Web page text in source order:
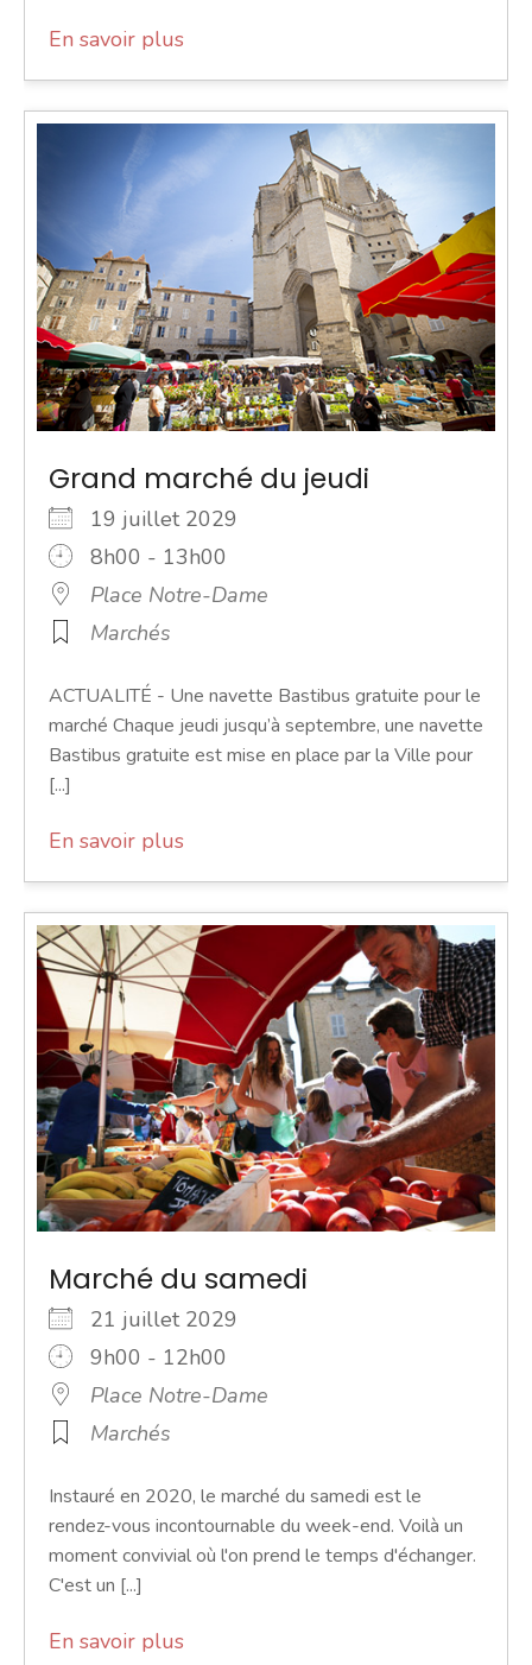
En savoir plus
Grand marché du jeudi
19 juillet 2029
8h00 - 13h00
Place Notre-Dame
Marchés
ACTUALITÉ - Une navette Bastibus gratuite pour le
marché Chaque jeudi jusqu’à septembre, une navette
Bastibus gratuite est mise en place par la Ville pour
[...]
En savoir plus
Marché du samedi
21 juillet 2029
9h00 - 12h00
Place Notre-Dame
Marchés
Instauré en 2020, le marché du samedi est le
rendez-vous incontournable du week-end. Voilà un
moment convivial où l'on prend le temps d'échanger.
C'est un [...]
En savoir plus